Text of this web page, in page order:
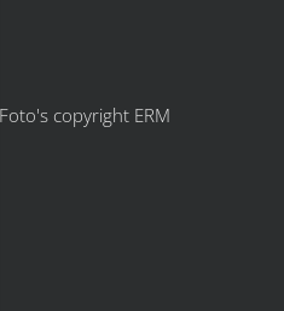
Foto's copyright ERM